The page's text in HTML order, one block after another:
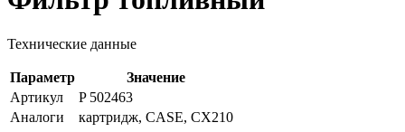
Технические данные
Параметр
Значение
Артикул
P 502463
Аналоги
картридж, CASE, CX210